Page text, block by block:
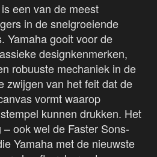
een van de meest
in de snelgroeiende
Yamaha gooit voor de
designkenmerken,
robuuste mechaniek in de
zwijgen van het feit dat de
vormt waarop
kunnen drukken. Het
ook wel de Faster Sons-
Yamaha met de nieuwste